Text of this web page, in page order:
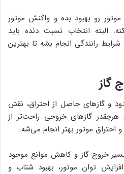
رو بهبود بده و واکنش موتور
البته انتخاب نسبت دنده باید
رانندگی انجام بشه تا بهترین
گاز
و گازهای حاصل از احتراق، نقش
هرچقدر گازهای خروجی راحت‌تر از
احتراق موتور بهتر انجام می‌شه.
خروج گاز و کاهش موانع موجود
توان موتور، بهبود شتاب و